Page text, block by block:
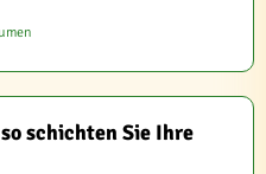
schichten Sie Ihre